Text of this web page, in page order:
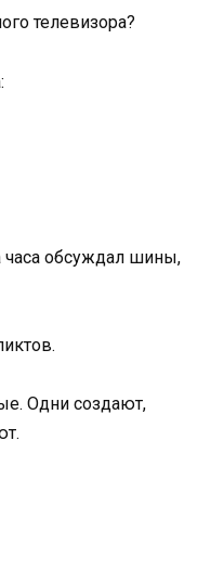
телевизора?
часа обсуждал шины,
Одни создают,